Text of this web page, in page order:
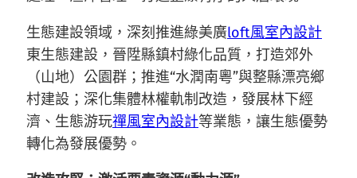
生態建設領域，深刻推進綠美廣loft風室內設計
東生態建設，晉陞縣鎮村綠化品質，打造郊外
（山地）公園群；推進“水潤南粵”與整縣漂亮鄉
村建設；深化集體林權軌制改造，發展林下經
濟、生態游玩禪風室內設計等業態，讓生態優勢
轉化為發展優勢。